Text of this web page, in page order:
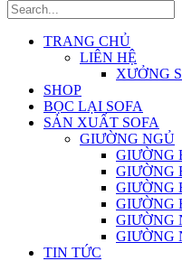
TRANG CHỦ
LIÊN HỆ
XƯỞNG
SHOP
BỌC LẠI SOFA
SẢN XUẤT SOFA
GIƯỜNG NGỦ
GIƯỜNG
GIƯỜNG
GIƯỜNG
GIƯỜNG
GIƯỜNG
GIƯỜNG
TIN TỨC